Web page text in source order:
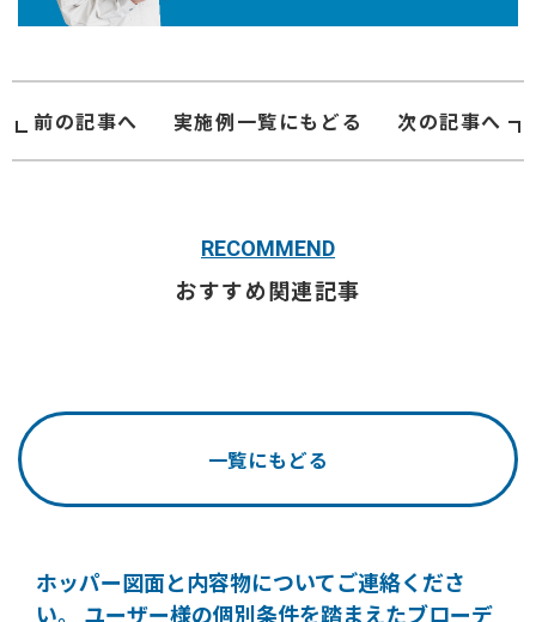
前の記事へ 実施例一覧にもどる 次の記事へ
RECOMMEND
おすすめ関連記事
一覧にもどる
ホッパー図面と内容物についてご連絡くださ
い。
ユーザー様の個別条件を踏まえたブローデ